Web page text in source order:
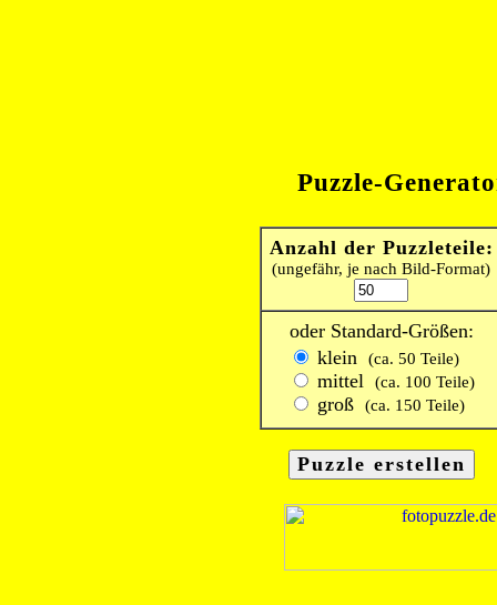
Puzzle-
Anzahl der Puzzleteile:
(ungefähr, je nach Bild-Format)
oder Standard-Größen:
klein
(ca. 50 Teile)
mittel (ca. 100 Teile)
groß (ca. 150 Teile)